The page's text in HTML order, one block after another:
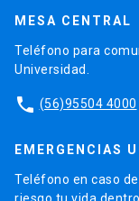
MESA CENTRAL
Teléfono para
Universidad.
phone (56)95504 4000
EMERGENCIAS
Teléfono en caso